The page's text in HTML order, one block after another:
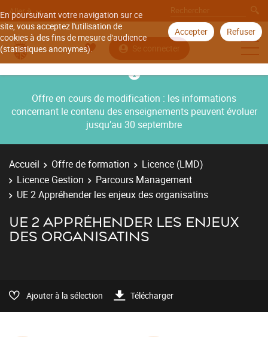
En poursuivant votre navigation sur ce
site, vous acceptez l'utilisation de
cookies à des fins de mesure d'audience
(statistiques anonymes).
Accepter Refuser
Aller à
Se connecter
Offre en cours de modification : les informations
concernant le contenu des enseignements peuvent évoluer
jusqu’au 30 septembre
Accueil Offre de formation
Licence (LMD)
Licence Gestion
Parcours Management
UE 2 Appréhender les enjeux des organisatins
UE 2 APPRÉHENDER LES ENJEUX
DES ORGANISATINS
Ajouter à la sélection Télécharger